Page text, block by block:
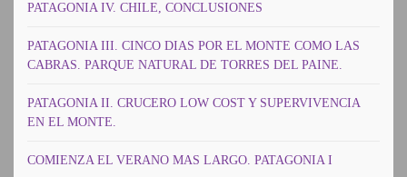
PATAGONIA IV. CHILE, CONCLUSIONES
PATAGONIA III. CINCO DIAS POR EL MONTE COMO LAS
CABRAS. PARQUE NATURAL DE TORRES DEL PAINE.
PATAGONIA II. CRUCERO LOW COST Y SUPERVIVENCIA
EN EL MONTE.
COMIENZA EL VERANO MAS LARGO. PATAGONIA I